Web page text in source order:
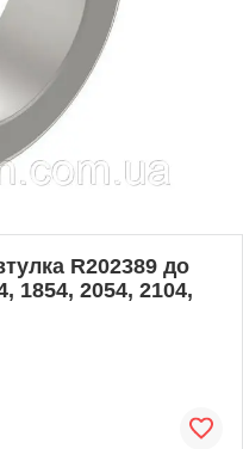
R202389 до
1854, 2054, 2104,